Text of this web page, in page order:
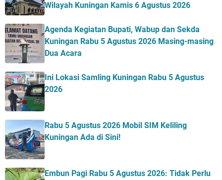
Wilayah Kuningan Kamis 6 Agustus 2026
Agenda Kegiatan Bupati, Wabup dan Sekda
Kuningan Rabu 5 Agustus 2026 Masing-masing
Dua Acara
Ini Lokasi Samling Kuningan Rabu 5 Agustus
2026
Rabu 5 Agustus 2026 Mobil SIM Keliling
Kuningan Ada di Sini!
Embun Pagi Rabu 5 Agustus 2026: Tidak Perlu